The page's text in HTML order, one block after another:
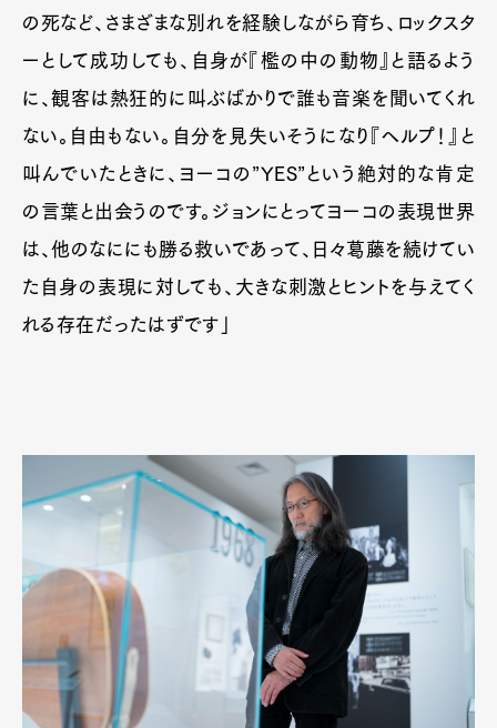
Art&Design WatchFashion
GourmetCars
Product CultureLifestyle
の死など、さまざまな別れを経験しながら育ち、ロックスタ
ーとして成功しても、自身が『檻の中の動物』と語るよう
に、観客は熱狂的に叫ぶばかりで誰も音楽を聞いてくれ
ない。自由もない。自分を見失いそうになり『ヘルプ！』と
叫んでいたときに、ヨーコの”YES”という絶対的な肯定
の言葉と出会うのです。ジョンにとってヨーコの表現世界
は、他のなににも勝る救いであって、日々葛藤を続けてい
た自身の表現に対しても、大きな刺激とヒントを与えてく
れる存在だったはずです」